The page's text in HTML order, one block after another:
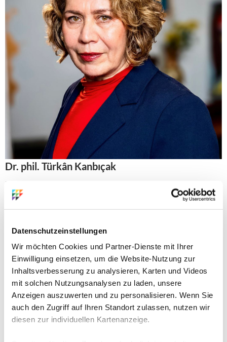
Datenschutzeinstellungen
Wir möchten Cookies und Partner-Dienste mit Ihrer
Einwilligung einsetzen, um die Website-Nutzung zur
Inhaltsverbesserung zu analysieren, Karten und Videos
mit solchen Nutzungsanalysen zu laden, unsere
Anzeigen auszuwerten und zu personalisieren. Wenn Sie
auch den Zugriff auf Ihren Standort zulassen, nutzen wir
diesen zur individuellen Kartenanzeige.
Dr. phil. Türkân Kanbıçak
Erziehungswissenschaftlerin, Politikerin und
Berufsschullehrerin